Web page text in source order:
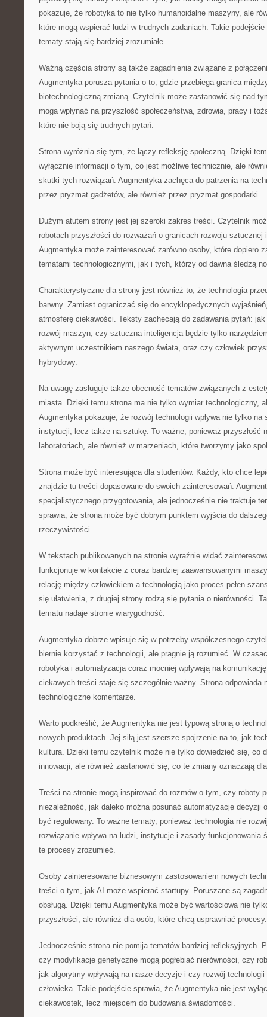
pokazuje, że robotyka to nie tylko humanoidalne maszyny, ale
które mogą wspierać ludzi w trudnych zadaniach. Takie podejście
tematy stają się bardziej zrozumiałe.
Ważną częścią strony są także zagadnienia związane z
Augmentyka porusza pytania o to, gdzie przebiega granica
biotechnologiczną zmianą. Czytelnik może zastanowić się nad
mogą wpłynąć na przyszłość społeczeństwa, zdrowia, pracy i
które nie boją się trudnych pytań.
Strona wyróżnia się tym, że łączy refleksję społeczną. Dzięki
wyłącznie informacji o tym, co jest możliwe technicznie, ale
skutki tych rozwiązań. Augmentyka zachęca do patrzenia na
przez pryzmat gadżetów, ale również przez pryzmat gospodarki.
Dużym atutem strony jest jej szeroki zakres treści. Czytelnik
robotach przyszłości do rozważań o granicach rozwoju
Augmentyka może zainteresować zarówno osoby, które dopiero
tematami technologicznymi, jak i tych, którzy od dawna śledzą
Charakterystyczne dla strony jest również to, że technologia
barwny. Zamiast ograniczać się do encyklopedycznych
atmosferę ciekawości. Teksty zachęcają do zadawania pytań:
rozwój maszyn, czy sztuczna inteligencja będzie tylko
aktywnym uczestnikiem naszego świata, oraz czy człowiek
hybrydowy.
Na uwagę zasługuje także obecność tematów związanych z
miasta. Dzięki temu strona ma nie tylko wymiar technologiczny,
Augmentyka pokazuje, że rozwój technologii wpływa nie tylko na
instytucji, lecz także na sztukę. To ważne, ponieważ przyszłość
laboratoriach, ale również w marzeniach, które tworzymy jako
Strona może być interesująca dla studentów. Każdy, kto chce
znajdzie tu treści dopasowane do swoich zainteresowań.
specjalistycznego przygotowania, ale jednocześnie nie traktuje
sprawia, że strona może być dobrym punktem wyjścia do
rzeczywistości.
W tekstach publikowanych na stronie wyraźnie widać
funkcjonuje w kontakcie z coraz bardziej zaawansowanymi
relację między człowiekiem a technologią jako proces pełen
się ułatwienia, z drugiej strony rodzą się pytania o nierówności.
tematu nadaje stronie wiarygodność.
Augmentyka dobrze wpisuje się w potrzeby współczesnego
biernie korzystać z technologii, ale pragnie ją rozumieć. W
robotyka i automatyzacja coraz mocniej wpływają na
ciekawych treści staje się szczególnie ważny. Strona odpowiada
technologiczne komentarze.
Warto podkreślić, że Augmentyka nie jest typową stroną o
nowych produktach. Jej siłą jest szersze spojrzenie na to, jak
kulturą. Dzięki temu czytelnik może nie tylko dowiedzieć się, co
innowacji, ale również zastanowić się, co te zmiany oznaczają
Treści na stronie mogą inspirować do rozmów o tym, czy roboty
niezależność, jak daleko można posunąć automatyzację decyzji
być regulowany. To ważne tematy, ponieważ technologia nie
rozwiązanie wpływa na ludzi, instytucje i zasady funkcjonowania
te procesy zrozumieć.
Osoby zainteresowane biznesowym zastosowaniem nowych
treści o tym, jak AI może wspierać startupy. Poruszane są
obsługą. Dzięki temu Augmentyka może być wartościowa nie
przyszłości, ale również dla osób, które chcą usprawniać procesy.
Jednocześnie strona nie pomija tematów bardziej refleksyjnych.
czy modyfikacje genetyczne mogą pogłębiać nierówności, czy
jak algorytmy wpływają na nasze decyzje i czy rozwój
człowieka. Takie podejście sprawia, że Augmentyka nie jest
ciekawostek, lecz miejscem do budowania świadomości.